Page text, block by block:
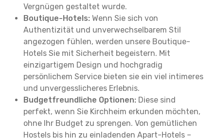
Vergnügen gestaltet wurde.
Boutique-Hotels: Wenn Sie sich von
Authentizität und unverwechselbarem Stil
angezogen fühlen, werden unsere Boutique-
Hotels Sie mit Sicherheit begeistern. Mit
einzigartigem Design und hochgradig
persönlichem Service bieten sie ein viel intimeres
und unvergesslicheres Erlebnis.
Budgetfreundliche Optionen: Diese sind
perfekt, wenn Sie Kirchheim erkunden möchten,
ohne Ihr Budget zu sprengen. Von gemütlichen
Hostels bis hin zu einladenden Apart-Hotels –